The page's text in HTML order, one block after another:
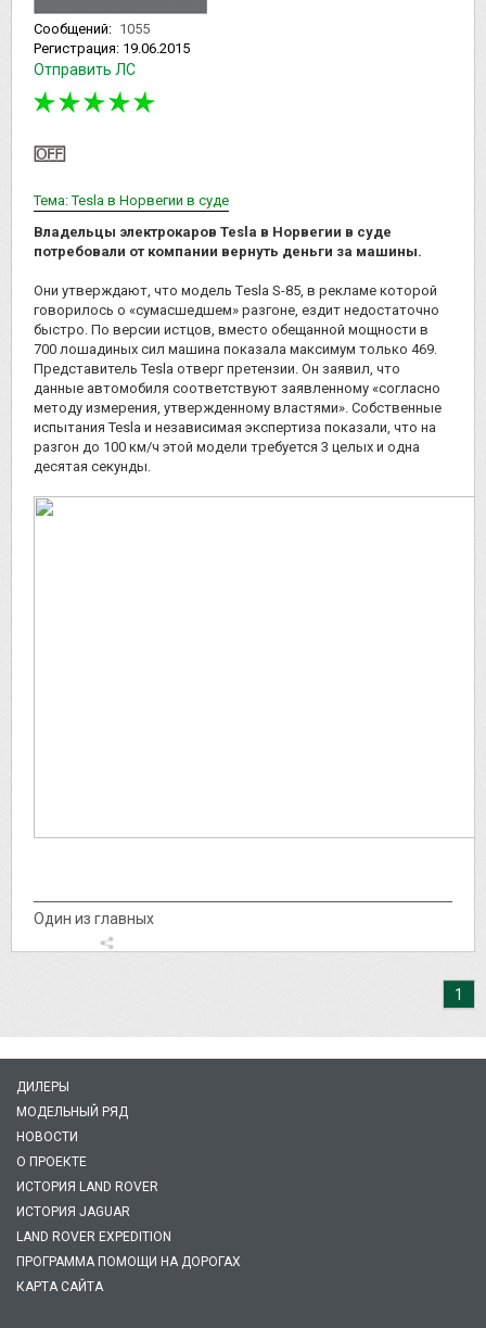
Сообщений: 1055
Регистрация: 19.06.2015
Отправить ЛС
Тема: Tesla в Норвегии в суде
Владельцы электрокаров Tesla в Норвегии в суде
потребовали от компании вернуть деньги за машины.
Они утверждают, что модель Тesla S-85, в рекламе которой
говорилось о «сумасшедшем» разгоне, ездит недостаточно
быстро. По версии истцов, вместо обещанной мощности в
700 лошадиных сил машина показала максимум только 469.
Представитель Tesla отверг претензии. Он заявил, что
данные автомобиля соответствуют заявленному «согласно
методу измерения, утвержденному властями». Собственные
испытания Tesla и независимая экспертиза показали, что на
разгон до 100 км/ч этой модели требуется 3 целых и одна
десятая секунды.
Один из главных
1
ДИЛЕРЫ
МОДЕЛЬНЫЙ РЯД
НОВОСТИ
О ПРОЕКТЕ
ИСТОРИЯ LAND ROVER
ИСТОРИЯ JAGUAR
LAND ROVER EXPEDITION
ПРОГРАММА ПОМОЩИ НА ДОРОГАХ
КАРТА САЙТА